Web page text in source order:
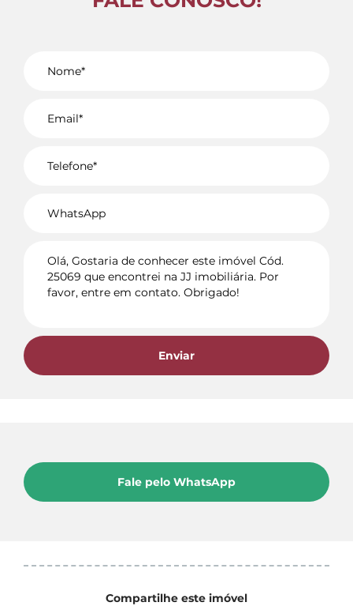
Enviar
Fale pelo WhatsApp
Compartilhe este imóvel